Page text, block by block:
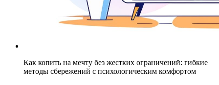
Как копить на мечту без жестких ограничений: гибкие
методы сбережений с психологическим комфортом